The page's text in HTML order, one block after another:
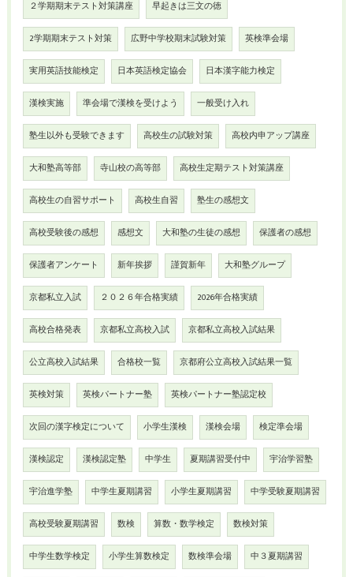
２学期期末テスト対策講座 早起きは三文の徳
2学期期末テスト対策 広野中学校期末試験対策 英検準会場
実用英語技能検定 日本英語検定協会 日本漢字能力検定
漢検実施 準会場で漢検を受けよう 一般受け入れ
塾生以外も受験できます 高校生の試験対策 高校内申アップ講座
大和塾高等部 寺山校の高等部 高校生定期テスト対策講座
高校生の自習サポート 高校生自習 塾生の感想文
高校受験後の感想 感想文 大和塾の生徒の感想 保護者の感想
保護者アンケート 新年挨拶 謹賀新年 大和塾グループ
京都私立入試 ２０２６年合格実績 2026年合格実績
高校合格発表 京都私立高校入試 京都私立高校入試結果
公立高校入試結果 合格校一覧 京都府公立高校入試結果一覧
英検対策 英検パートナー塾 英検パートナー塾認定校
次回の漢字検定について 小学生漢検 漢検会場 検定準会場
漢検認定 漢検認定塾 中学生 夏期講習受付中 宇治学習塾
宇治進学塾 中学生夏期講習 小学生夏期講習 中学受験夏期講習
高校受験夏期講習 数検 算数・数学検定 数検対策
中学生数学検定 小学生算数検定 数検準会場 中３夏期講習